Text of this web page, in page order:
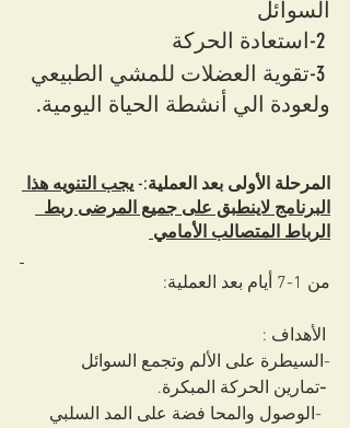
السوائل
3-تقوية العضلات للمشي الطبيعي
ولعودة الي أنشطة الحياة اليومية.
المرحلة الأولى بعد العملية:- يجب التنويه هذا
البرنامج لاينطبق على جميع المرضى ربط
الرباط المتصالب الأمامي
من 1-7 أيام بعد العملية:
-السيطرة على الألم وتجمع السوائل
-تمارين الحركة المبكرة.
-الوصول والمحا فضة على المد السلبي